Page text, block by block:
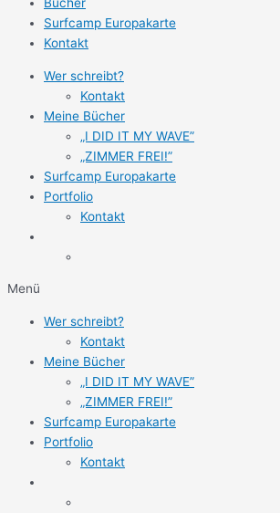
Kontakt
Wer schreibt?
Meine Bücher
„I DID IT MY WAVE”
„ZIMMER FREI!”
Surfcamp Europakarte
Portfolio
Kontakt
Meine Bücher
„I DID IT MY WAVE”
„ZIMMER FREI!”
Surfcamp Europakarte
Portfolio
Kontakt